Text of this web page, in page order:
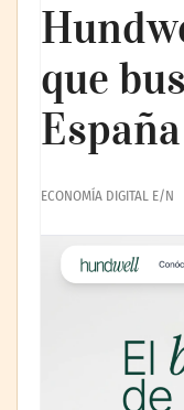
que
España
ECONOMÍA DIGITAL E/N